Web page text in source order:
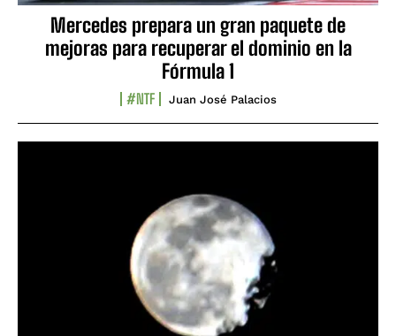
Mercedes prepara un gran paquete de
mejoras para recuperar el dominio en la
Fórmula 1
#NTF Juan José Palacios